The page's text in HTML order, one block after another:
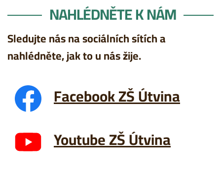
NAHLÉDNĚTE K NÁM
Sledujte nás na sociálních sítích a
nahlédněte, jak to u nás žije.
Facebook ZŠ Útvina
Youtube ZŠ Útvina